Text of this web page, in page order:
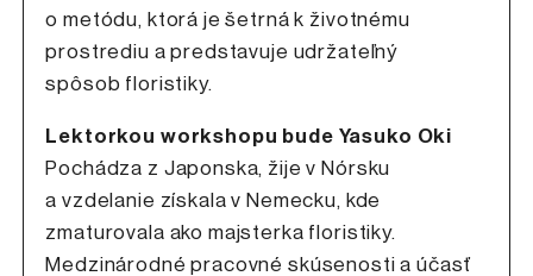
o metódu, ktorá je šetrná k životnému
prostrediu a predstavuje udržateľný
spôsob floristiky.
Lektorkou workshopu bude Yasuko Oki
Pochádza z Japonska, žije v Nórsku
a vzdelanie získala v Nemecku, kde
zmaturovala ako majsterka floristiky.
Medzinárodné pracovné skúsenosti a účasť